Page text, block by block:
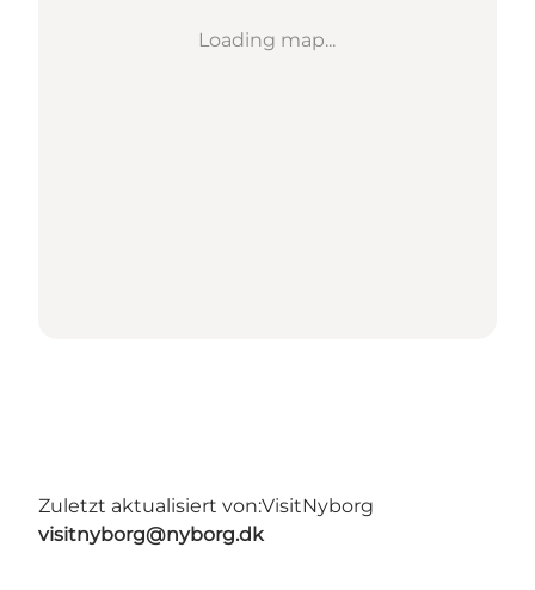
Loading map...
Zuletzt aktualisiert von:VisitNyborg
visitnyborg@nyborg.dk